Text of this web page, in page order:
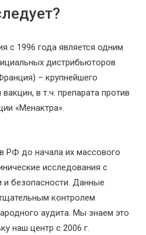
с 1996 года является одним
дистрибьюторов
– крупнейшего
в т.ч. препарата против
«Менактра».
РФ до начала их массового
исследования с
и безопасности. Данные
контролем
аудита. Мы знаем это
наш центр с 2006 г.